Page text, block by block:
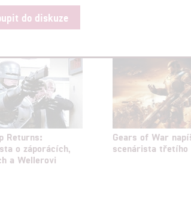
do diskuze
Returns:
o záporácích,
a Wellerovi
Gears of War
scenárista třetího
bezpečnosti, předcházení a zjišťování
zobrazování reklamy a obsahu